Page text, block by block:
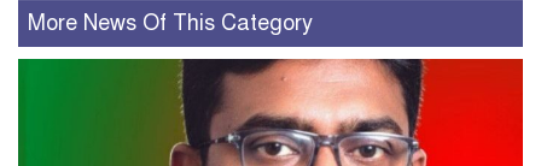
More News Of This Category